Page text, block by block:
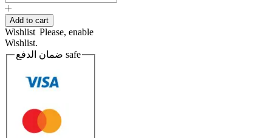
Half
Mask
Respirator
quantity
Add to cart
Wishlist Please, enable
Wishlist.
safe